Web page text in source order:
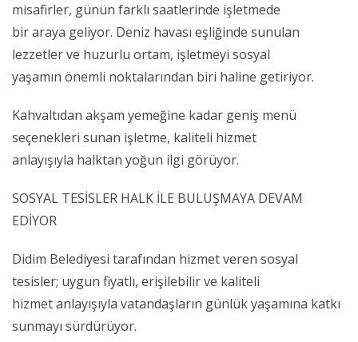
misafirler, günün farklı saatlerinde işletmede
bir araya geliyor. Deniz havası eşliğinde sunulan
lezzetler ve huzurlu ortam, işletmeyi sosyal
yaşamın önemli noktalarından biri haline getiriyor.
Kahvaltıdan akşam yemeğine kadar geniş menü
seçenekleri sunan işletme, kaliteli hizmet
anlayışıyla halktan yoğun ilgi görüyor.
SOSYAL TESİSLER HALK İLE BULUŞMAYA DEVAM
EDİYOR
Didim Belediyesi tarafından hizmet veren sosyal
tesisler; uygun fiyatlı, erişilebilir ve kaliteli
hizmet anlayışıyla vatandaşların günlük yaşamına katkı
sunmayı sürdürüyor.